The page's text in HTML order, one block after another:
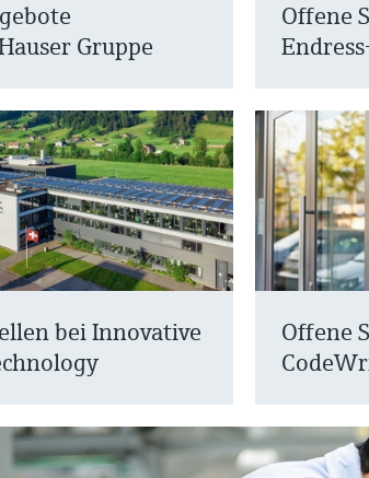
Gruppe
Offene
bei Innovative
Offene